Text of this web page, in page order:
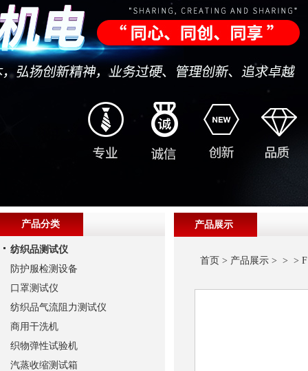
产品展示
首页 > 产品展示> > >
产品分类
纺织品测试仪
防护服检测设备
口罩测试仪
纺织品气流阻力测试仪
商用干洗机
织物弹性试验机
汽蒸收缩测试箱